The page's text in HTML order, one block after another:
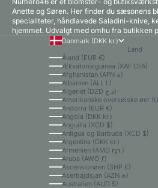
Anette og Søren. Her finder du sæsonens
specialiteter, håndlavede Saladini-knive,
hjemmet. Udvalgt med omhu fra butikken
Danmark (DKK kr.)
Land
Åland (EUR €)
Ækvatorialguinea (XAF CFA)
Afghanistan (AFN ؋)
Albanien (ALL L)
Algeriet (DZD د.ج)
Amerikanske oversøiske øer
Andorra (EUR €)
Angola (DKK kr.)
Anguilla (XCD $)
Antigua og Barbuda (XCD $)
Argentina (DKK kr.)
Armenien (AMD դր.)
Aruba (AWG ƒ)
Ascensionøen (SHP £)
Aserbajdsjan (AZN ₼)
Australien (AUD $)